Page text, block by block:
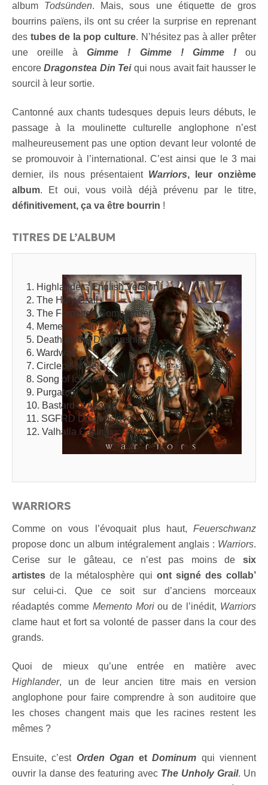
album Todsünden. Mais, sous une étiquette de gros
bourrins païens, ils ont su créer la surprise en reprenant
des tubes de la pop culture. N’hésitez pas à aller prêter
une oreille àGimme ! Gimme ! Gimme !ou
encoreDragonstea Din Tei qui nous avait fait hausser le
sourcil à leur sortie.
Cantonné aux chants tudesques depuis leurs débuts, le
passage à la moulinette culturelle anglophone n’est
malheureusement pas une option devant leur volonté de
se promouvoir à l’international. C’est ainsi que le 3 mai
dernier, ils nous présentaient Warriors, leur onzième
album. Et oui, vous voilà déjà prévenu par le titre,
définitivement, ça va être bourrin !
TITRES DE L’ALBUM
1. Highlander - English Version
2. The Holy Grail
3. The Forgotten Commander
4. Memento Mori
5. Death on the Dragonship
6. Wardwarf
7. Circlepit of Hell
8. Song of Ice and Fire
9. Purgatory
10. Bastard of Asgard
11. SGFRD Dragonslayer
12. Valhalla Calling
WARRIORS
Comme on vous l’évoquait plus haut, Feuerschwanz
propose donc un album intégralement anglais : Warriors.
Cerise sur le gâteau, ce n’est pas moins de six
artistes de la métalosphère qui ont signé des collab’
sur celui-ci. Que ce soit sur d’anciens morceaux
réadaptés comme Memento Moriou de l’inédit, Warriors
clame haut et fort sa volonté de passer dans la cour des
grands.
Quoi de mieux qu’une entrée en matière avec
Highlander, un de leur ancien titre mais en version
anglophone pour faire comprendre à son auditoire que
les choses changent mais que les racines restent les
mêmes ?
Ensuite, c’est Orden Ogan etDominum qui viennent
ouvrir la danse des featuring avec The Unholy Grail. Un